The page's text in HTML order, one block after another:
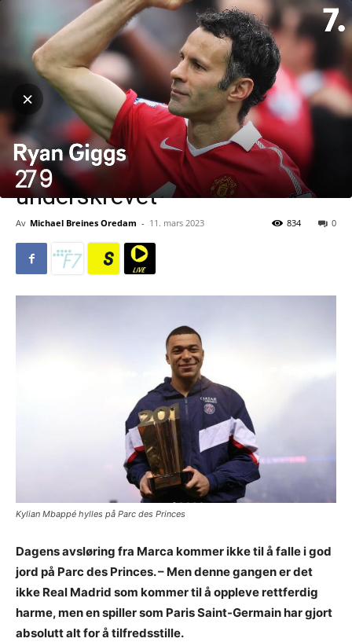
Hjem Fotball
Fotball La Liga Ligue 1
I hemmelig møte med Real
Madrid rett etter 800
millioner i året kontrakt ble
underskrevet
Av Michael Breines Oredam - 11. mars 2023 0
834
Kylian Mbappé hylles på Parc des Princes
Dagens avsløring fra Marca kommer ikke til å falle i god
jord på Parc des Princes. – Men denne gangen er det
ikke Real Madrid som kommer til å oppleve rettferdig
harme, men en spiller som Paris Saint-Germain har gjort
absolutt alt for å tilfredsstille.